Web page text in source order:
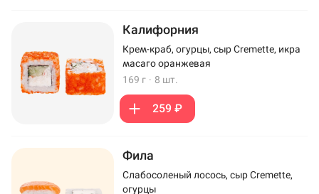
Калифорния
Крем-краб, огурцы, сыр Cremette, икра
масаго оранжевая
169 г · 8 шт.
259 ₽
Фила
Слабосоленый лосось, сыр Cremette,
огурцы